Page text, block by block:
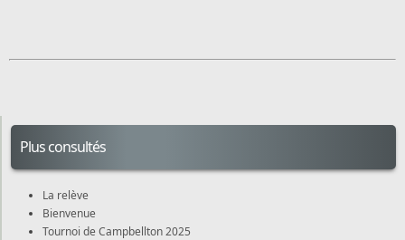
Plus consultés
La relève
Bienvenue
Tournoi de Campbellton 2025